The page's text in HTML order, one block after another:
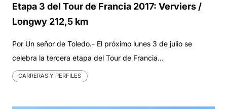
Etapa 3 del Tour de Francia 2017: Verviers /
Longwy 212,5 km
Por Un señor de Toledo.- El próximo lunes 3 de julio se
celebra la tercera etapa del Tour de Francia…
CARRERAS Y PERFILES